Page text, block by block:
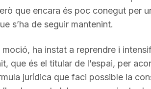
que encara és poc conegut per
s’ha de seguir mantenint.
ha instat a reprendre i
que és el titular de l’espai, per
jurídica que faci possible la